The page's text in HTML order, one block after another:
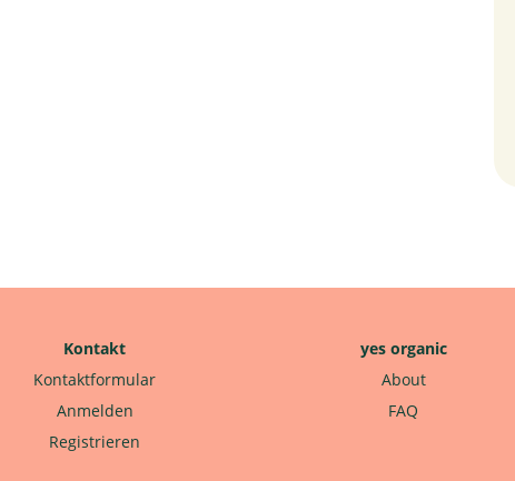
Kontakt
Kontaktformular
Anmelden
Registrieren
yes organic
About
FAQ